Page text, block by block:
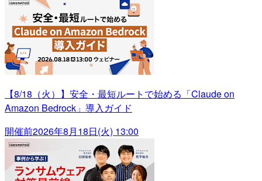
【8/18（火）】安全・最短ルートで始める「Claude on
Amazon Bedrock」導入ガイド
開催前2026年8月18日(火) 13:00